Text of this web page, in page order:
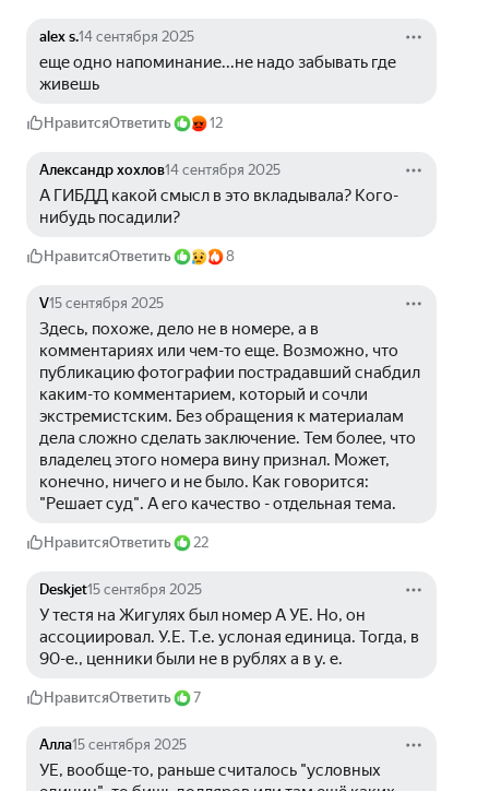
alex s.14 сентября 2025
еще одно напоминание...не надо забывать где
живешь
НравитсяОтветить 12
Александр хохлов14 сентября 2025
А ГИБДД какой смысл в это вкладывала? Кого-
нибудь посадили?
НравитсяОтветить 8
V15 сентября 2025
Здесь, похоже, дело не в номере, а в
комментариях или чем-то еще. Возможно, что
публикацию фотографии пострадавший снабдил
каким-то комментарием, который и сочли
экстремистским. Без обращения к материалам
дела сложно сделать заключение. Тем более, что
владелец этого номера вину признал. Может,
конечно, ничего и не было. Как говорится:
"Решает суд". А его качество - отдельная тема.
НравитсяОтветить 22
Deskjet15 сентября 2025
У тестя на Жигулях был номер А УЕ. Но, он
ассоциировал. У.Е. Т.е. услоная единица. Тогда, в
90-е., ценники были не в рублях а в у. е.
НравитсяОтветить 7
Алла15 сентября 2025
УЕ, вообще-то, раньше считалось "условных